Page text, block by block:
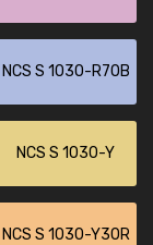
NCS S 1030-R70B
NCS S 1030-Y
NCS S 1030-Y30R